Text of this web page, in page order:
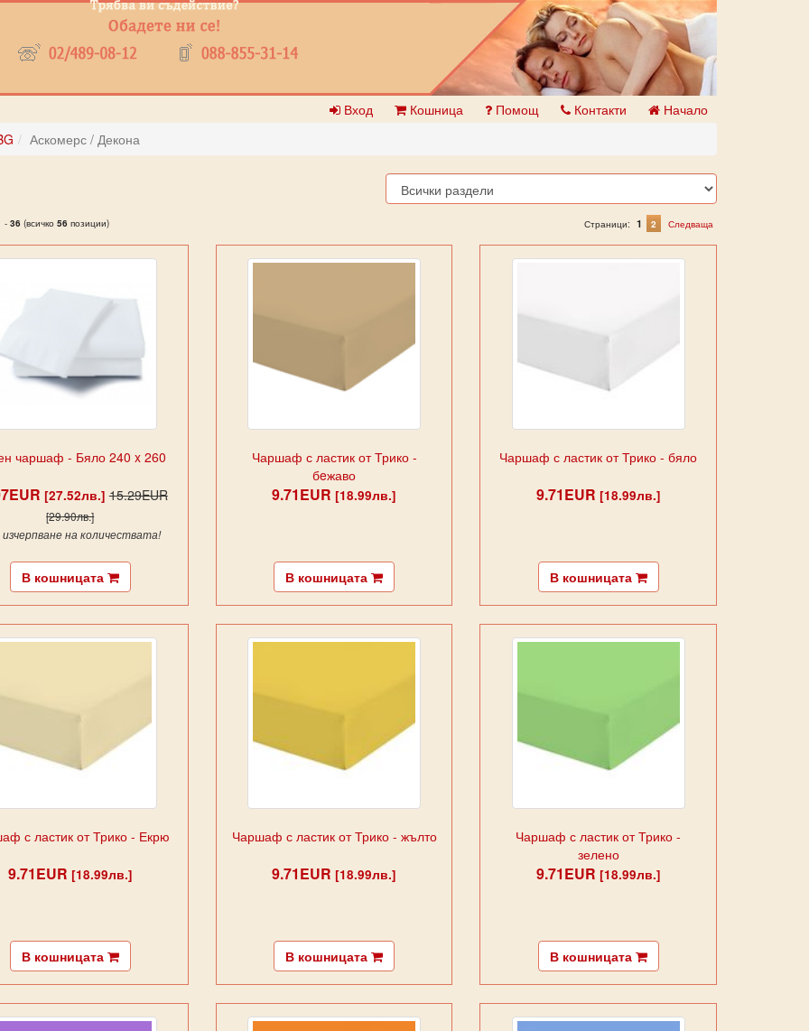
Вход Кошница Помощ Контакти
Начало
Аскомерс / Декона
- 36(всичко 56позиции) Страници: 1 2 Следваща
чаршаф - Бяло 240 x 260
[27.52лв.] 15.29EUR
[29.90лв.]
на количествата!
В кошницата
Чаршаф с ластик от Трико -
бeжаво
9.71EUR[18.99лв.]
В кошницата
Чаршаф с ластик от Трико - бяло
9.71EUR [18.99лв.]
В кошницата
с ластик от Трико - Екрю
9.71EUR [18.99лв.]
В кошницата
Чаршаф с ластик от Трико - жълто
9.71EUR[18.99лв.]
В кошницата
Чаршаф с ластик от Трико -
зелено
9.71EUR [18.99лв.]
В кошницата